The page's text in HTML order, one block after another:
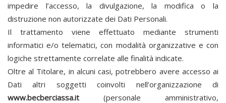
impedire l’accesso, la divulgazione, la modifica o la
distruzione non autorizzate dei Dati Personali.
Il trattamento viene effettuato mediante strumenti
informatici e/o telematici, con modalità organizzative e con
logiche strettamente correlate alle finalità indicate.
Oltre al Titolare, in alcuni casi, potrebbero avere accesso ai
Dati altri soggetti coinvolti nell’organizzazione di
www.becberciassa.it (personale amministrativo,